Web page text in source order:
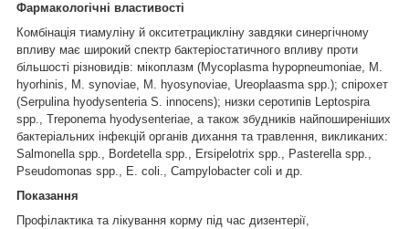
Фармакологічні властивості
Комбінація тиамуліну й окситетрацикліну завдяки синергічному
впливу має широкий спектр бактеріостатичного впливу проти
більшості різновидів: мікоплазм (Мycoplasma hypopneumoniae, M.
hyorhinis, M. synoviae, M. hyosynoviae, Ureoplaasma spp.); спірохет
(Serpulina hyodysenteria S. innocens); низки серотипів Leptospira
spp., Treponema hyodysenteriae, а також збудників найпоширеніших
бактеріальних інфекцій органів дихання та травлення, викликаних:
Salmonella spp., Bordetella spp., Ersipelotrix sрp., Pasterella spp.,
Pseudomonas spp., Е. coli., Campylobacter coli и др.
Показання
Профілактика та лікування корму під час дизентерії,